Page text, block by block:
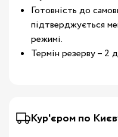
Готовність до
підтверджується
режимі.
Термін резерву – 2
Кур'єром по